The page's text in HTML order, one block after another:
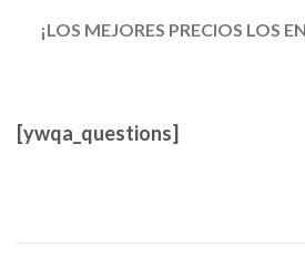
¡LOS MEJORES PRECIOS LOS
[ywqa_questions]